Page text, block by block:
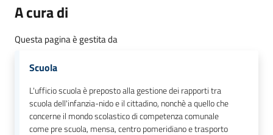
A cura di
Questa pagina è gestita da
Scuola
L'ufficio scuola è preposto alla gestione dei rapporti tra
scuola dell'infanzia-nido e il cittadino, nonchè a quello che
concerne il mondo scolastico di competenza comunale
come pre scuola, mensa, centro pomeridiano e trasporto